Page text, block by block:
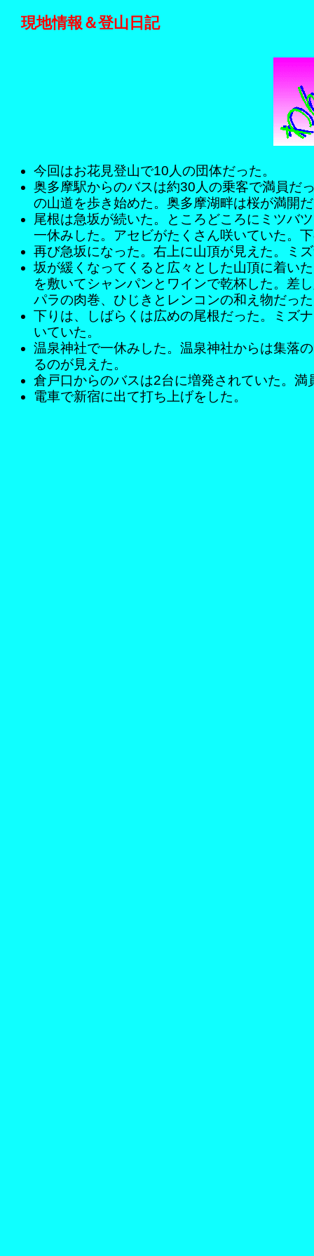
現地情報＆登山日記
今回はお花見登山で10人の団体だった。
奥多摩駅からのバスは約30人の乗客で満員だ
の山道を歩き始めた。奥多摩湖畔は桜が満開
尾根は急坂が続いた。ところどころにミツバ
一休みした。アセビがたくさん咲いていた。
再び急坂になった。右上に山頂が見えた。ミ
坂が緩くなってくると広々とした山頂に着い
を敷いてシャンパンとワインで乾杯した。差
パラの肉巻、ひじきとレンコンの和え物だっ
下りは、しばらくは広めの尾根だった。ミズ
いていた。
温泉神社で一休みした。温泉神社からは集落
るのが見えた。
倉戸口からのバスは2台に増発されていた。満
電車で新宿に出て打ち上げをした。